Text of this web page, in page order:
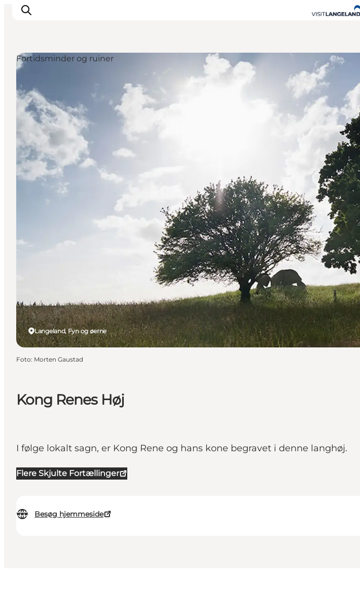
Oplevelser
Byer og øer
Outdoor
Overnatning
Planlæg ferie
Kong Renes Høj
I følge lokalt sagn, er Kong Rene og hans kone begravet i denne langhøj.
Flere Skjulte Fortællinger
Besøg hjemmeside
Langeland, Fyn og øerne
Fortidsminder og ruiner
Foto: Morten Gaustad